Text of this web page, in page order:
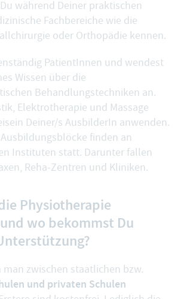
während Deiner praktischen
Fachbereiche wie die
oder Orthopädie kennen.
PatientInnen und wendest
Wissen über die
Behandlungstechniken an.
Elektrotherapie und Massage
Deiner/s AusbilderIn anwenden.
finden an
Instituten statt. Darunter fallen
Reha-Zentren und Kliniken.
Physiotherapie
wo bekommst Du
man zwischen staatlichen bzw.
und privaten Schulen